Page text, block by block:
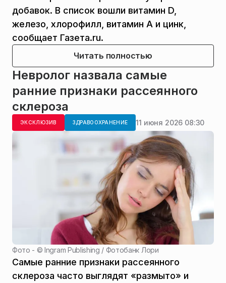
добавок. В список вошли витамин D,
железо, хлорофилл, витамин А и цинк,
сообщает Газета.ru.
Читать полностью
Невролог назвала самые
ранние признаки рассеянного
склероза
ЭКСКЛЮЗИВ ЗДРАВООХРАНЕНИЕ 11 июня 2026 08:30
Фото - ©Ingram Publishing / Фотобанк Лори
Самые ранние признаки рассеянного
склероза часто выглядят «размыто» и